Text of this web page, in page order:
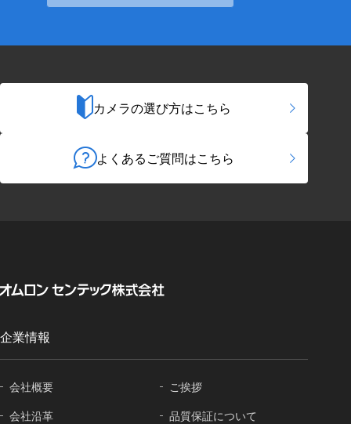
カメラの選び方はこちら
よくあるご質問はこちら
企業情報
会社概要
ご挨拶
会社沿革
品質保証について